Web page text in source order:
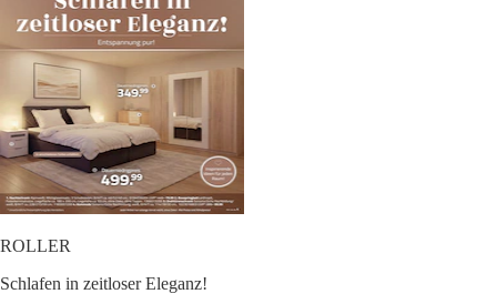
ROLLER
Schlafen in zeitloser Eleganz!